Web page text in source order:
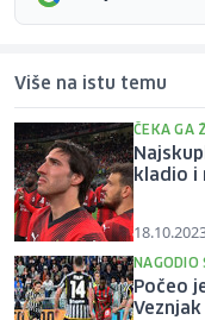
Više na istu temu
ČEKA GA
kladio i
NAGODIO
Počeo